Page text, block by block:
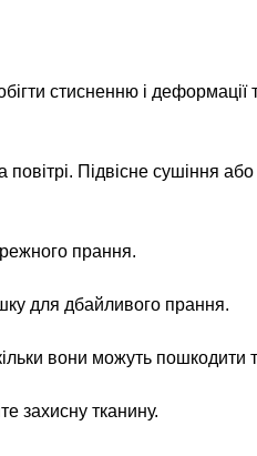
стисненню і деформації
Підвісне сушіння або
прання.
для дбайливого прання.
вони можуть пошкодити
захисну тканину.